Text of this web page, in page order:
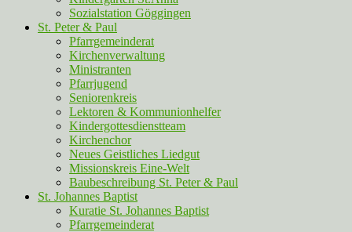
Sozialstation Göggingen
St. Peter & Paul
Pfarrgemeinderat
Kirchenverwaltung
Ministranten
Pfarrjugend
Seniorenkreis
Lektoren & Kommunionhelfer
Kindergottesdienstteam
Kirchenchor
Neues Geistliches Liedgut
Missionskreis Eine-Welt
Baubeschreibung St. Peter & Paul
St. Johannes Baptist
Kuratie St. Johannes Baptist
Pfarrgemeinderat